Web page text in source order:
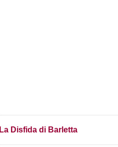
La Disfida di Barletta